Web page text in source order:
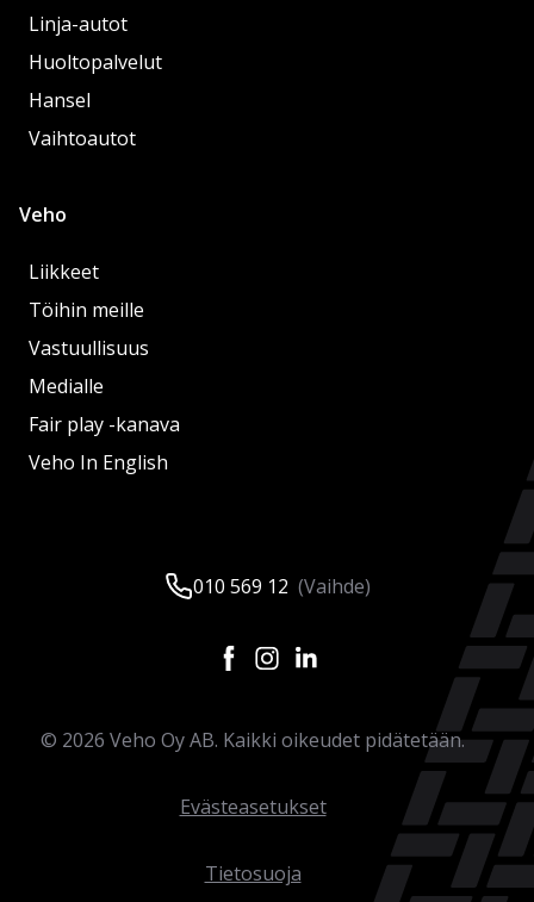
Linja-autot
Huoltopalvelut
Hansel
Vaihtoautot
Veho
Liikkeet
Töihin meille
Vastuullisuus
Medialle
Fair play -kanava
Veho In English
010 569 12 (Vaihde)
© 2026 Veho Oy AB. Kaikki oikeudet pidätetään.
Evästeasetukset
Tietosuoja